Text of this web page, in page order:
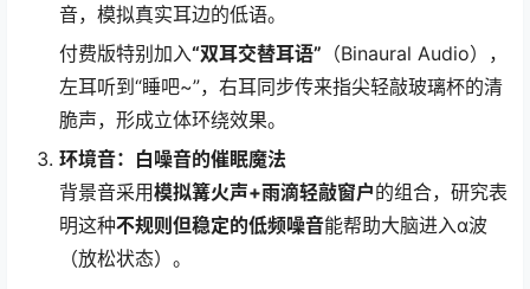
音，模拟真实耳边的低语。
付费版特别加入“双耳交替耳语” （Binaural Audio），
左耳听到“睡吧~”，右耳同步传来指尖轻敲玻璃杯的清
脆声，形成立体环绕效果。
环境音：白噪音的催眠魔法
背景音采用模拟篝火声+雨滴轻敲窗户的组合，研究表
明这种不规则但稳定的低频噪音能帮助大脑进入α波
（放松状态）。